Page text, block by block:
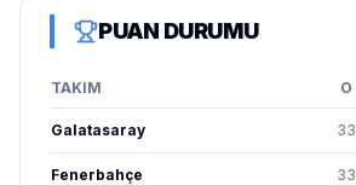
PUAN DURUMU
TAKIM O
Galatasaray 33
Fenerbahçe 33